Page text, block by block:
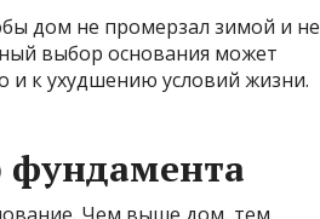
дом не промерзал зимой и не
выбор основания может
и к ухудшению условий жизни.
фундамента